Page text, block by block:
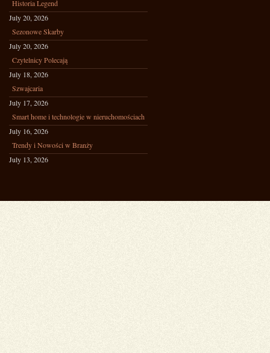
Historia Legend
July 20, 2026
Sezonowe Skarby
July 20, 2026
Czytelnicy Polecają
July 18, 2026
Szwajcaria
July 17, 2026
Smart home i technologie w nieruchomościach
July 16, 2026
Trendy i Nowości w Branży
July 13, 2026